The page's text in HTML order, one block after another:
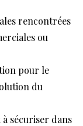
rencontrées
ou
pour le
du
sécuriser dans